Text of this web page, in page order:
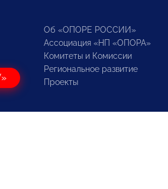
Об «ОПОРЕ РОССИИ»
Ассоциация «НП «ОПОРА»
Комитеты и Комиссии
Региональное развитие
Проекты